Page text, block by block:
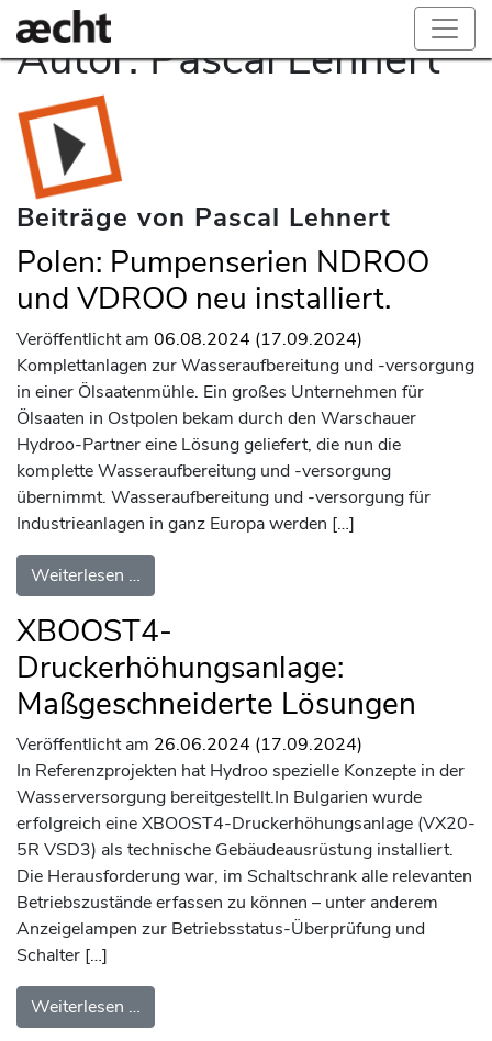
Autor:Pascal Lehnert
Beiträge von Pascal Lehnert
Polen: Pumpenserien NDROO
und VDROO neu installiert.
Veröffentlicht am 06.08.2024 (17.09.2024)
Komplettanlagen zur Wasseraufbereitung und -versorgung
in einer Ölsaatenmühle. Ein großes Unternehmen für
Ölsaaten in Ostpolen bekam durch den Warschauer
Hydroo-Partner eine Lösung geliefert, die nun die
komplette Wasseraufbereitung und -versorgung
übernimmt. Wasseraufbereitung und -versorgung für
Industrieanlagen in ganz Europa werden […]
Weiterlesen …
XBOOST4-
Druckerhöhungsanlage:
Maßgeschneiderte Lösungen
Veröffentlicht am 26.06.2024 (17.09.2024)
In Referenzprojekten hat Hydroo spezielle Konzepte in der
Wasserversorgung bereitgestellt.In Bulgarien wurde
erfolgreich eine XBOOST4-Druckerhöhungsanlage (VX20-
5R VSD3) als technische Gebäudeausrüstung installiert.
Die Herausforderung war, im Schaltschrank alle relevanten
Betriebszustände erfassen zu können – unter anderem
Anzeigelampen zur Betriebsstatus-Überprüfung und
Schalter […]
Weiterlesen …